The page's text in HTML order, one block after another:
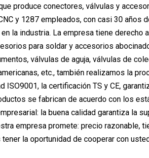
produce conectores, válvulas y
y 1287 empleados, con casi 30 años
la industria. La empresa tiene derecho
para soldar y accesorios
válvulas de aguja, válvulas de
etc., también realizamos la
la certificación TS y CE,
se fabrican de acuerdo con los
la buena calidad garantiza la
empresa promete: precio razonable,
la oportunidad de cooperar con